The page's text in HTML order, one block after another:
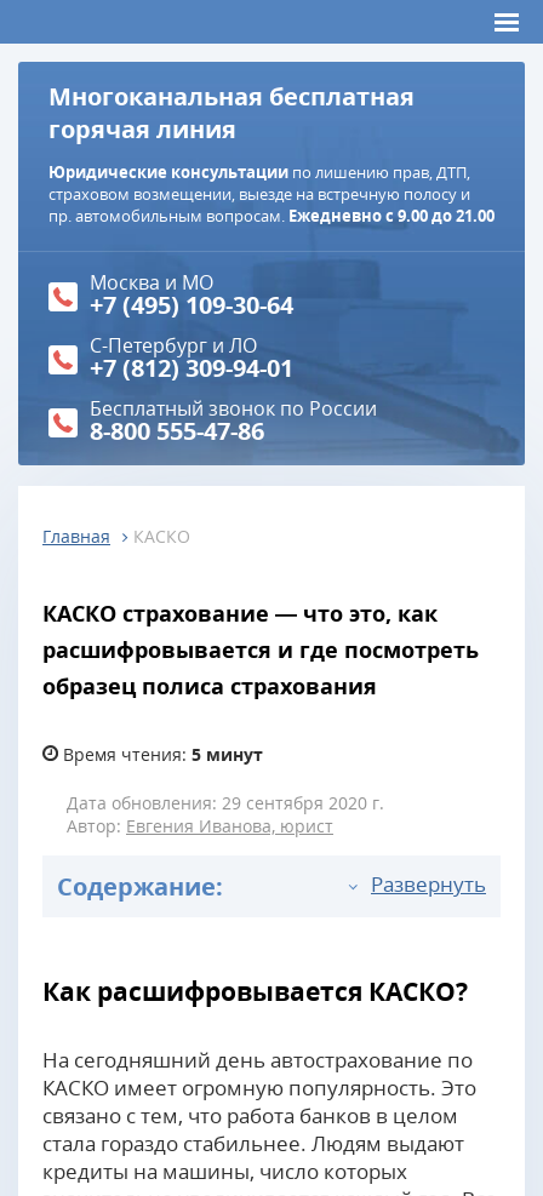
Многоканальная бесплатная
горячая линия
Юридические консультации по лишению прав, ДТП,
страховом возмещении, выезде на встречную полосу и
пр. автомобильным вопросам. Ежедневно с 9.00 до 21.00
Москва и МО
+7 (495) 109-30-64
С-Петербург и ЛО
+7 (812) 309-94-01
Бесплатный звонок по России
8-800 555-47-86
Главная КАСКО
КАСКО страхование — что это, как
расшифровывается и где посмотреть
образец полиса страхования
Время чтения: 5 минут
Дата обновления: 29 сентября 2020 г.
Автор: Евгения Иванова, юрист
Содержание: Развернуть
Как расшифровывается КАСКО?
На сегодняшний день автострахование по
КАСКО имеет огромную популярность. Это
связано с тем, что работа банков в целом
стала гораздо стабильнее. Людям выдают
кредиты на машины, число которых